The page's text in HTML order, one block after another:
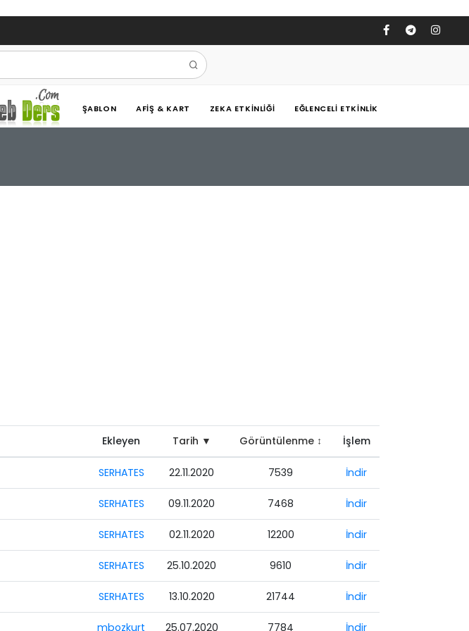
ŞABLON AFIŞ & KART ZEKA ETKINLIĞI EĞLENCELI ETKINLIK
Ekleyen Tarih ▼ Görüntülenme ↕ İşlem
SERHATES 22.11.2020 7539 İndir
SERHATES 09.11.2020 7468 İndir
SERHATES 02.11.2020 12200 İndir
SERHATES 25.10.2020 9610 İndir
SERHATES 13.10.2020 21744 İndir
mbozkurt 25.07.2020 7784 İndir